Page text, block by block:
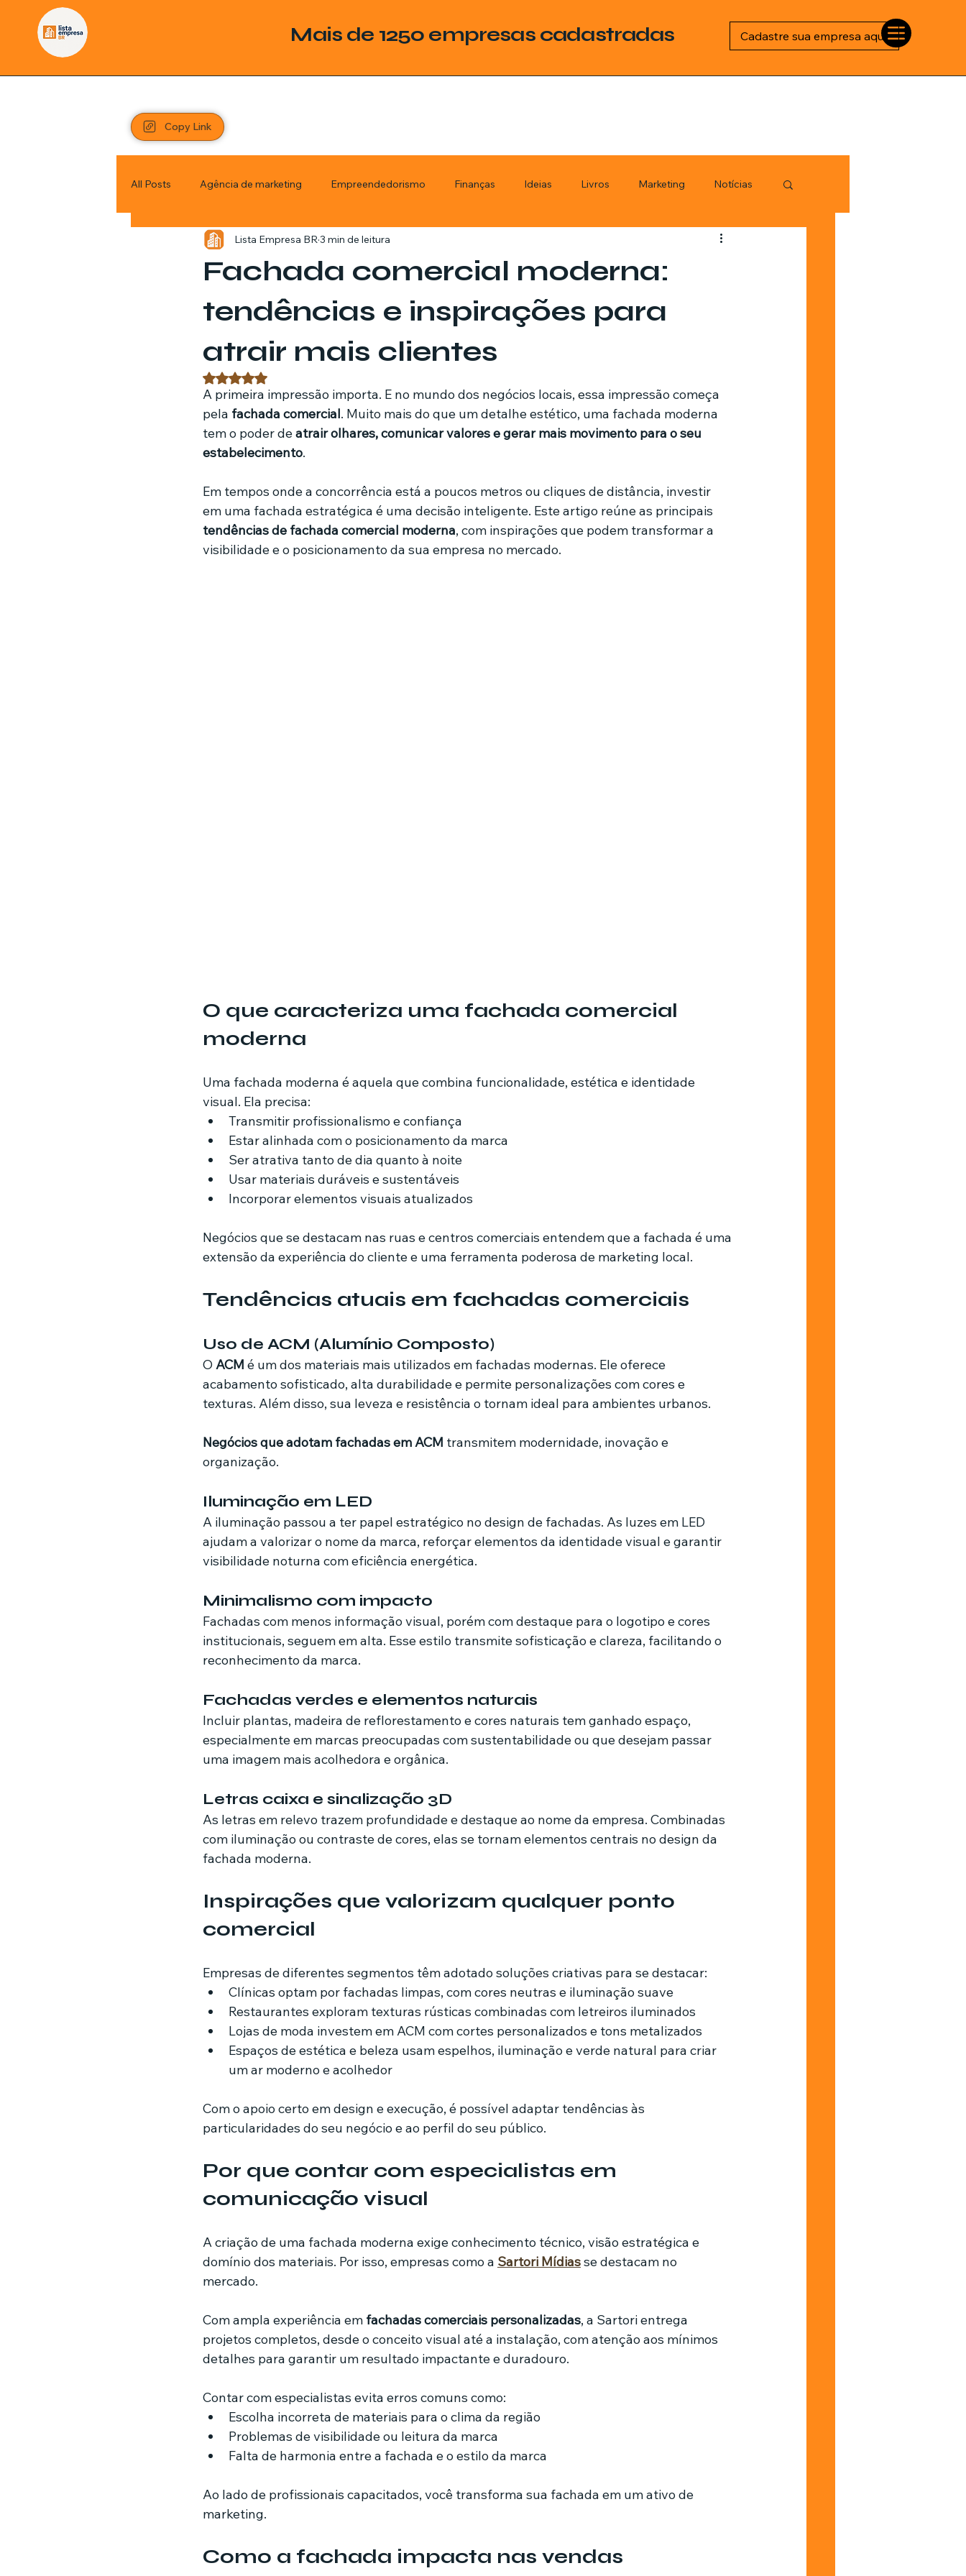
Mais de 1250 empresas cadastradas Cadastre sua empresa aqui
Copy Link
All Posts Agência de marketing Empreendedorismo Finanças Ideias Livros Marketing Notícias
Saúde Sem categoria Tecnologia
Economia Investimentos Livros Renda Extra Educação
Estratégias de marketing Filmes e séries Noticias em alta
Jardinagem Clínica Nutricionista
Fachada comercial moderna:
tendências e inspirações para
atrair mais clientes
Lista Empresa BR 3 min de leitura
Avaliado com NaN de 5 estrelas.
A primeira impressão importa. E no mundo dos negócios locais, essa impressão começa
pela fachada comercial. Muito mais do que um detalhe estético, uma fachada moderna
tem o poder de atrair olhares, comunicar valores e gerar mais movimento para o seu
estabelecimento.
Em tempos onde a concorrência está a poucos metros ou cliques de distância, investir
em uma fachada estratégica é uma decisão inteligente. Este artigo reúne as principais
tendências de fachada comercial moderna, com inspirações que podem transformar a
visibilidade e o posicionamento da sua empresa no mercado.
O que caracteriza uma fachada comercial
moderna
Uma fachada moderna é aquela que combina funcionalidade, estética e identidade
visual. Ela precisa:
Transmitir profissionalismo e confiança
Estar alinhada com o posicionamento da marca
Ser atrativa tanto de dia quanto à noite
Usar materiais duráveis e sustentáveis
Incorporar elementos visuais atualizados
Negócios que se destacam nas ruas e centros comerciais entendem que a fachada é uma
extensão da experiência do cliente e uma ferramenta poderosa de marketing local.
Tendências atuais em fachadas comerciais
Uso de ACM (Alumínio Composto)
O ACM é um dos materiais mais utilizados em fachadas modernas. Ele oferece
acabamento sofisticado, alta durabilidade e permite personalizações com cores e
texturas. Além disso, sua leveza e resistência o tornam ideal para ambientes urbanos.
Negócios que adotam fachadas em ACM transmitem modernidade, inovação e
organização.
Iluminação em LED
A iluminação passou a ter papel estratégico no design de fachadas. As luzes em LED
ajudam a valorizar o nome da marca, reforçar elementos da identidade visual e garantir
visibilidade noturna com eficiência energética.
Minimalismo com impacto
Fachadas com menos informação visual, porém com destaque para o logotipo e cores
institucionais, seguem em alta. Esse estilo transmite sofisticação e clareza, facilitando o
reconhecimento da marca.
Fachadas verdes e elementos naturais
Incluir plantas, madeira de reflorestamento e cores naturais tem ganhado espaço,
especialmente em marcas preocupadas com sustentabilidade ou que desejam passar
uma imagem mais acolhedora e orgânica.
Letras caixa e sinalização 3D
As letras em relevo trazem profundidade e destaque ao nome da empresa. Combinadas
com iluminação ou contraste de cores, elas se tornam elementos centrais no design da
fachada moderna.
Inspirações que valorizam qualquer ponto
comercial
Empresas de diferentes segmentos têm adotado soluções criativas para se destacar:
Clínicas optam por fachadas limpas, com cores neutras e iluminação suave
Restaurantes exploram texturas rústicas combinadas com letreiros iluminados
Lojas de moda investem em ACM com cortes personalizados e tons metalizados
Espaços de estética e beleza usam espelhos, iluminação e verde natural para criar
um ar moderno e acolhedor
Com o apoio certo em design e execução, é possível adaptar tendências às
particularidades do seu negócio e ao perfil do seu público.
Por que contar com especialistas em
comunicação visual
A criação de uma fachada moderna exige conhecimento técnico, visão estratégica e
domínio dos materiais. Por isso, empresas como a Sartori Mídias se destacam no
mercado.
Com ampla experiência em fachadas comerciais personalizadas, a Sartori entrega
projetos completos, desde o conceito visual até a instalação, com atenção aos mínimos
detalhes para garantir um resultado impactante e duradouro.
Contar com especialistas evita erros comuns como:
Escolha incorreta de materiais para o clima da região
Problemas de visibilidade ou leitura da marca
Falta de harmonia entre a fachada e o estilo da marca
Ao lado de profissionais capacitados, você transforma sua fachada em um ativo de
marketing.
Como a fachada impacta nas vendas